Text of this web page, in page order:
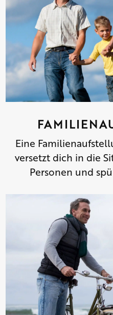
Eine
versetzt dich in die
Personen und